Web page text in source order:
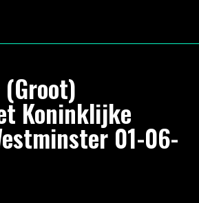
Koninklijke
01-06-